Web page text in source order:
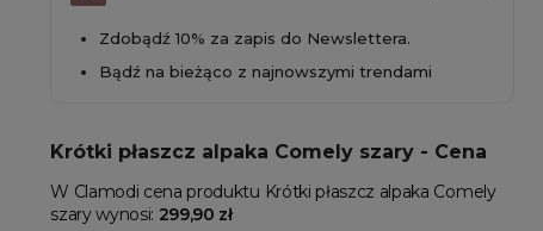
Zdobądź 10% za zapis do Newslettera.
Bądź na bieżąco z najnowszymi trendami
Krótki płaszcz alpaka Comely szary - Cena
W Clamodi cena produktu Krótki płaszcz alpaka Comely
szary wynosi: 299,90 zł